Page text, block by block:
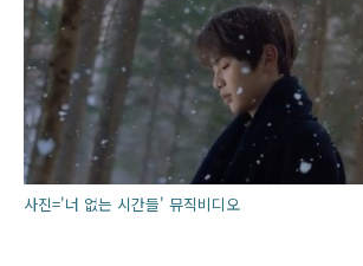
사진='너 없는 시간들' 뮤직비디오